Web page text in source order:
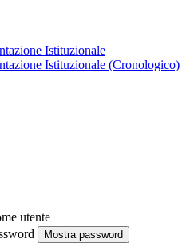
Istituzionale
Istituzionale (Cronologico)
utente
Mostra password